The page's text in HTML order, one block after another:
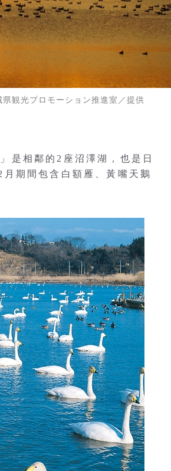
観光プロモーション推進室／提供
是相鄰的2座沼澤湖，也是日
期間包含白額雁、黃嘴天鵝